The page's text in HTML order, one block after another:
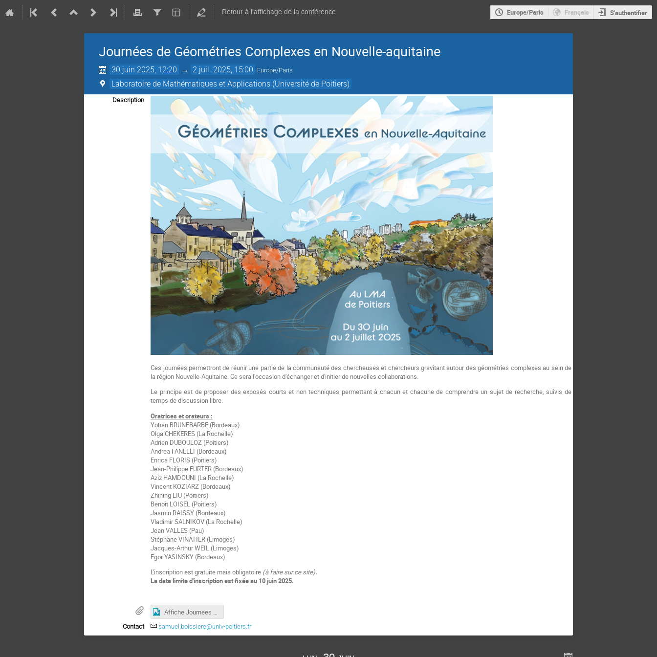
Retour à l'affichage de la conférence Europe/Paris Français S'authentifier
Journées de Géométries Complexes en Nouvelle-aquitaine
30 juin 2025, 12:20 → 2 juil. 2025, 15:00 Europe/Paris
Laboratoire de Mathématiques et Applications (Université de Poitiers)
Description
Ces journées permettront de réunir une partie de la communauté des chercheuses et chercheurs gravitant autour des géométries complexes au sein de
la région Nouvelle-Aquitaine. Ce sera l'occasion d'échanger et d'initier de nouvelles collaborations.
Le principe est de proposer des exposés courts et non techniques permettant à chacun et chacune de comprendre un sujet de recherche, suivis de
temps de discussion libre.
Oratrices et orateurs :
Yohan BRUNEBARBE (Bordeaux)
Olga CHEKERES (La Rochelle)
Adrien DUBOULOZ (Poitiers)
Andrea FANELLI (Bordeaux)
Enrica FLORIS (Poitiers)
Jean-Philippe FURTER (Bordeaux)
Aziz HAMDOUNI (La Rochelle)
Vincent KOZIARZ (Bordeaux)
Zhining LIU (Poitiers)
Benoît LOISEL (Poitiers)
Jasmin RAISSY (Bordeaux)
Vladimir SALNIKOV (La Rochelle)
Jean VALLES (Pau)
Stéphane VINATIER (Limoges)
Jacques-Arthur WEIL (Limoges)
Egor YASINSKY (Bordeaux)
L'inscription est gratuite mais obligatoire (à faire sur ce site).
La date limite d'inscription est fixée au 10 juin 2025.
Affiche Journees Geometries Complexes Federation Margaux 2025.jpg
Contact samuel.boissiere@univ-poitiers.fr